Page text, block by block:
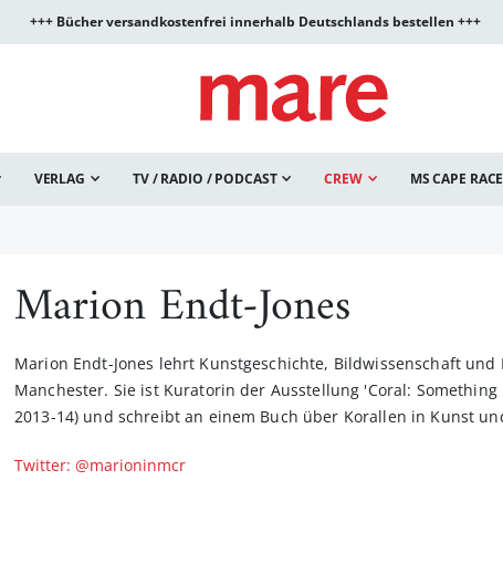
+++ Bücher versandkostenfrei innerhalb Deutschlands bestellen +++
VERLAG TV / RADIO / PODCAST CREW MS CAPE RACE
Marion Endt-Jones
Marion Endt-Jones lehrt Kunstgeschichte, Bildwissenschaft
Manchester. Sie ist Kuratorin der Ausstellung 'Coral:
2013-14) und schreibt an einem Buch über Korallen in Kunst
Twitter: @marioninmcr